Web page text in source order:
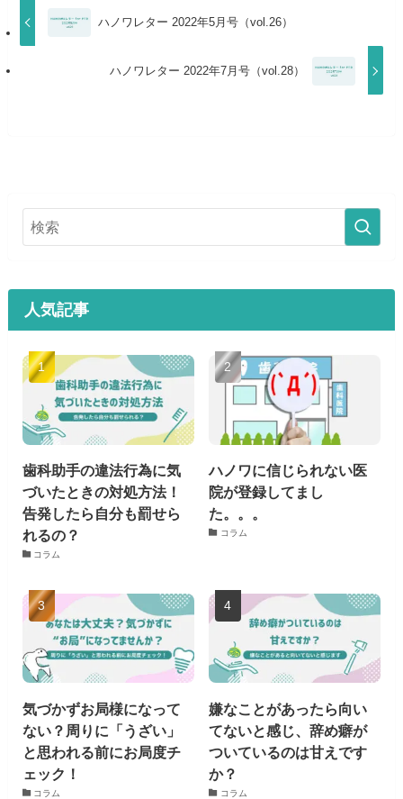
ハノワレター 2022年5月号（vol.26）
ハノワレター 2022年7月号（vol.28）
人気記事
歯科助手の違法行為に気
づいたときの対処方法！
告発したら自分も罰せら
れるの？
コラム
ハノワに信じられない医
院が登録してまし
た。。。
コラム
気づかずお局様になって
ない？周りに「うざい」
と思われる前にお局度チ
ェック！
コラム
嫌なことがあったら向い
てないと感じ、辞め癖が
ついているのは甘えです
か？
コラム